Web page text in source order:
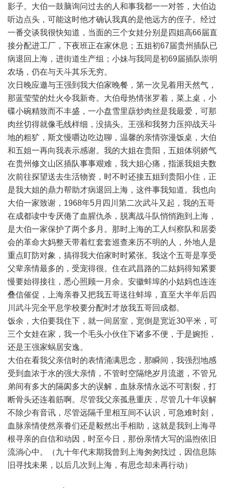
影子。大伯一鼓脑询问过去的人和事我都一一对答，大伯边
听边点头，可能这时他才确认我真的是他远方的侄子。经过
一番交谈我很快知道，当面的三个女娃分别是四姐高66届直
接分配进工厂，下夜班正在家休息；五姐初67届贵州插队已
病退回上海，进街道生产组；小妹与我同是初69届插队崇明
农场，仍在与天斗其乐无穷。
次日晚应邀与王强到我大伯家晚餐，第一次见着用天然气，
那蓝莹莹的灶火令我新奇。大伯母热情张罗着，菜上桌，小
碟小碗精致而不丰盛，一小盘雪里蕻炒肉丝是我最爱，可那
肉丝切得就像毛线样细，没搞头。王强和我努力压抑战天斗
地的粗犷，斯文慢嚼边吃边聊，温馨的亲情弥漫饭桌，大伯
和五姐一再向我表示感谢。我的大姐在贵阳，五姐体弱娇气
在贵州修文山区插队事事艰难，我大姐心痛，指派我姐夫数
次前往探望送去生活物资，时不时还接五姐到贵阳小住，正
是我大姐的鼎力帮助才病退回上海，这件事我知道。我也向
大伯一家致谢，1968年5月四川第二次武斗又起，我的五哥
在成都读中专厌倦了血腥仇杀，脱离战斗队悄悄跑到上海，
是大伯一家保护了两个多月。那时上海的工人纠察队和居委
会的革命大妈整天带着红套套巡查来历不明的人，外地人是
重点盯防对象，搞得我大伯家时时紧张。我这个五哥是享受
父辈亲情最多的，受宠得很。住在武昌路的二姑妈得知紧要
慢要始得接往，悉心照顾一月余。安徽蚌埠的小姑妈也连连
叠信催促，上海亲眷又把我五哥送往蚌埠，直至大半年后四
川武斗完全平息学校要分配时才放我五哥回成都。
饭余，大伯要我住下，就一间居室，宽倒是宽近30平米，可
三个女娃在家，我一个毛头小伙住下诸多不便，于是婉拒，
还是王强家蜗居安逸。
大伯在看我父亲信时的表情涌满思念，那瞬间，我强烈地感
受到血浓于水的强大亲情，不管时空隔绝岁月流逝，不管兄
弟间有多大的隔阂多大的误解，血脉亲情永远不可割裂，打
断骨头还连着筋啊。尽管我父亲孤悬重庆，尽管几十年误解
不除少有音讯，尽管远隔千里相互间不认识，可急难时刻，
血脉亲情使然亲眷们还是毅然出手相助，这就是我到上海寻
根寻亲的自信和动因，时至今日，那份亲情大写的温煦依旧
流淌心中。（九十年代末期我曾到上海匆匆找过，因信息陈
旧寻找未果，以后几次到上海，有思念却未再行动）